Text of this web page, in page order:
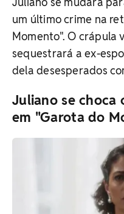
um último crime na
Momento". O crápula
sequestrará a ex-
dela desesperados
Juliano se
em "Garota do